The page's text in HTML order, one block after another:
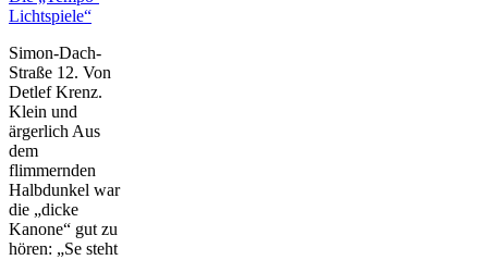
Lichtspiele“
Simon-Dach-
Straße 12. Von
Detlef Krenz.
Klein und
ärgerlich Aus
dem
flimmernden
Halbdunkel war
die „dicke
Kanone“ gut zu
hören: „Se steht